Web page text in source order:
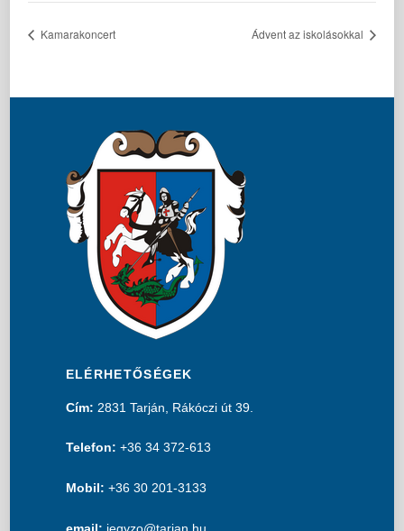
Kamarakoncert Ádvent az iskolásokkal
ELÉRHETŐSÉGEK
Cím: 2831 Tarján, Rákóczi út 39.
Telefon: +36 34 372-613
Mobil: +36 30 201-3133
email: jegyzo@tarjan.hu